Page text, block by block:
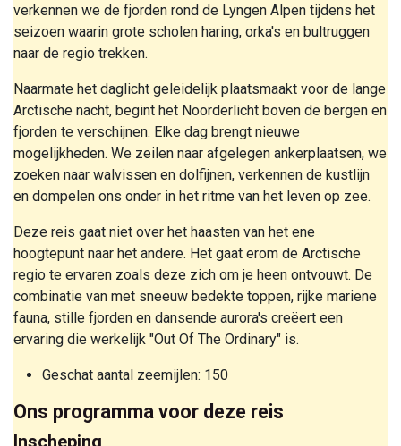
verkennen we de fjorden rond de Lyngen Alpen tijdens het
seizoen waarin grote scholen haring, orka's en bultruggen
naar de regio trekken.
Naarmate het daglicht geleidelijk plaatsmaakt voor de lange
Arctische nacht, begint het Noorderlicht boven de bergen en
fjorden te verschijnen. Elke dag brengt nieuwe
mogelijkheden. We zeilen naar afgelegen ankerplaatsen, we
zoeken naar walvissen en dolfijnen, verkennen de kustlijn
en dompelen ons onder in het ritme van het leven op zee.
Deze reis gaat niet over het haasten van het ene
hoogtepunt naar het andere. Het gaat erom de Arctische
regio te ervaren zoals deze zich om je heen ontvouwt. De
combinatie van met sneeuw bedekte toppen, rijke mariene
fauna, stille fjorden en dansende aurora's creëert een
ervaring die werkelijk "Out Of The Ordinary" is.
Geschat aantal zeemijlen: 150
Ons programma voor deze reis
Inscheping